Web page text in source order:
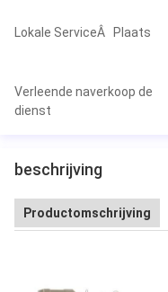
Lokale ServiceÂ Plaats
Verleende naverkoop de
dienst
beschrijving
Productomschrijving